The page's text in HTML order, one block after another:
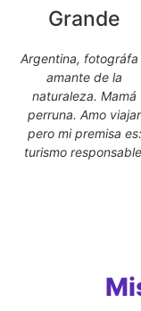
Grande
Argentina, fotográfa
amante de la
naturaleza. Mamá
perruna. Amo viajar
pero mi premisa es:
turismo